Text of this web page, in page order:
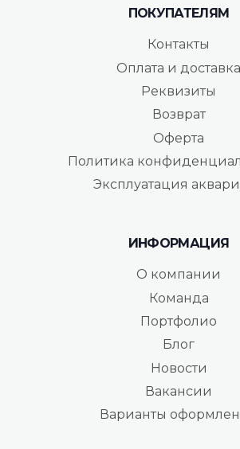
ПОКУПАТЕЛЯМ
Контакты
Оплата и доставка
Реквизиты
Возврат
Оферта
Политика
Эксплуатация
ИНФОРМАЦИЯ
О компании
Команда
Портфолио
Блог
Новости
Вакансии
Варианты